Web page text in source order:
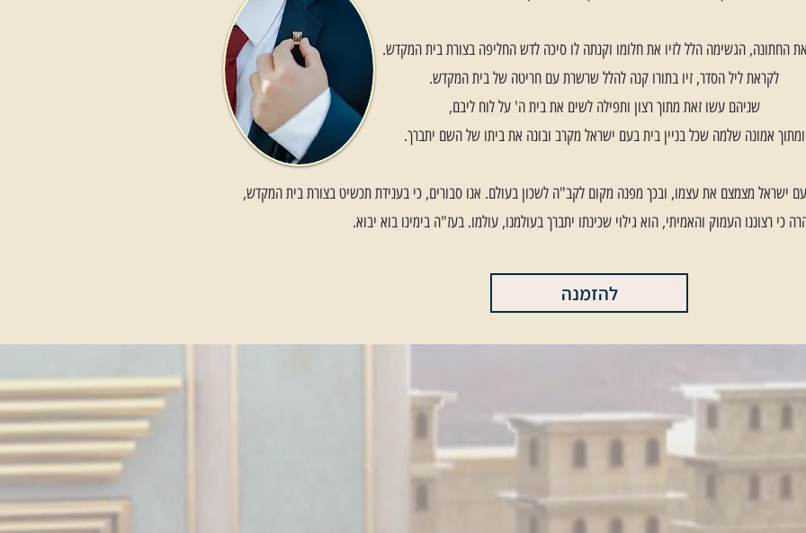
החתונה, הגשימה הלל לזיו את חלומו וקנתה לו סיכה לדש החליפה בצורת בית המקדש.
לקראת ליל הסדר, זיו בתורו קנה להלל שרשרת עם חריטה של בית המקדש.
שניהם עשו זאת מתוך רצון ותפילה לשים את בית ה' על לוח ליבם,
ומתוך אמונה שלמה שכל בניין בית בעם ישראל מקרב ובונה את ביתו של השם יתברך.
ישראל מצמצם את עצמו, ובכך מפנה מקום לקב"ה לשכון בעולם. אנו סבורים, כי בענידת תכשיט בצורת בית המקדש,
כי רצוננו העמוק והאמיתי, הוא גילוי שכינתו יתברך בעולמנו, עולמו. בעז"ה בימינו בוא יבוא.
להזמנה